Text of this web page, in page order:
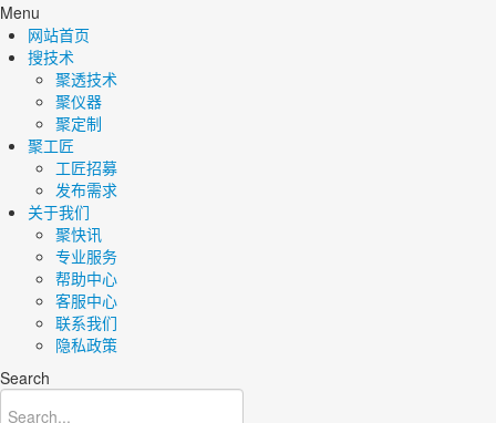
Menu
网站首页
搜技术
聚透技术
聚仪器
聚定制
聚工匠
工匠招募
发布需求
关于我们
聚快讯
专业服务
帮助中心
客服中心
联系我们
隐私政策
Search